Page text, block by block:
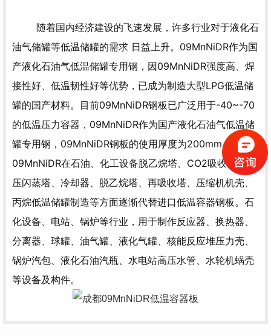
随着国内经济建设的飞速发展，许多行业对于液化石
油气储罐等低温储罐的需求 日益上升。09MnNiDR作为国
产液化石油气低温储罐专用钢，因09MnNiDR强度高、焊
接性好、低温韧性好等优势，已成为制造大型LPG低温储
罐的国产材料。目前09MnNiDR钢板已广泛用于-40~-70
的低温压力容器，09MnNiDR作为国产液化石油气低温储
罐专用钢，09MnNiDR钢板的使用厚度为200mm。
09MnNiDR在石油、化工设备脱乙烷塔、CO2吸收塔、中
压闪蒸塔、冷却器、脱乙烷塔、再吸收塔、压缩机机壳、
丙烷低温储罐制造等方面逐渐代替进口低温容器钢板。石
化设备、电站、锅炉等行业，用于制作反应器、换热器、
分离器、球罐、油气罐、液化气罐、核能反应堆压力壳、
锅炉汽包、液化石油汽瓶、水电站高压水管、水轮机蜗壳
等设备及构件。